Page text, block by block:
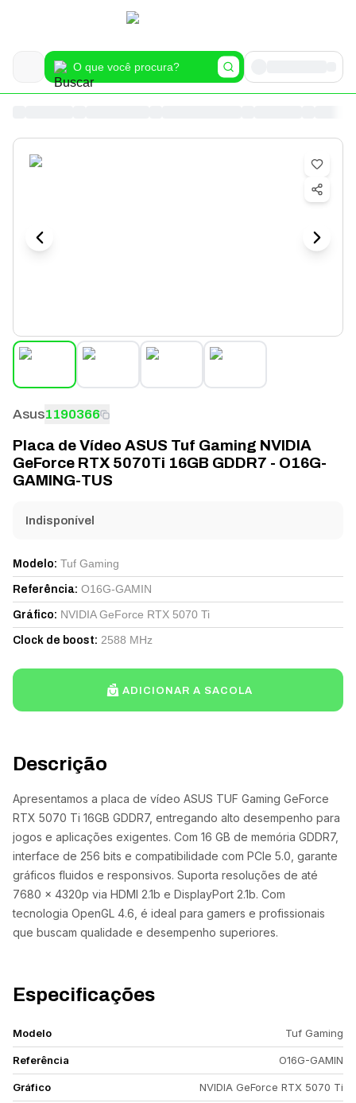
Descrição
Apresentamos a placa de vídeo ASUS TUF Gaming GeForce
RTX 5070 Ti 16GB GDDR7, entregando alto desempenho para
jogos e aplicações exigentes. Com 16 GB de memória GDDR7,
interface de 256 bits e compatibilidade com PCIe 5.0, garante
gráficos fluidos e responsivos. Suporta resoluções de até
7680 x 4320p via HDMI 2.1b e DisplayPort 2.1b. Com
tecnologia OpenGL 4.6, é ideal para gamers e profissionais
que buscam qualidade e desempenho superiores.
Especificações
Modelo Tuf Gaming
Referência O16G-GAMIN
Gráfico NVIDIA GeForce RTX 5070 Ti
Asus1190366
Placa de Vídeo ASUS Tuf Gaming NVIDIA
GeForce RTX 5070Ti 16GB GDDR7 - O16G-
GAMING-TUS
Indisponível
Modelo: Tuf Gaming
Referência: O16G-GAMIN
Gráfico: NVIDIA GeForce RTX 5070 Ti
Clock de boost: 2588 MHz
ADICIONAR A SACOLA